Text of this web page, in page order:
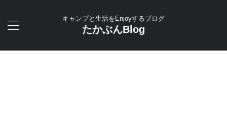
キャンプと生活をEnjoyするブログ
たかぶんBlog